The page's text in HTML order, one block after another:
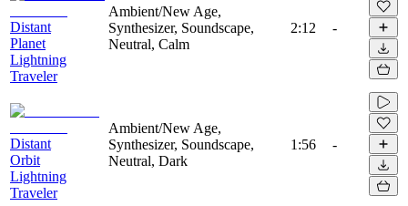
Distant
Planet
Lightning
Traveler
Ambient/New Age,
Synthesizer, Soundscape,
Neutral, Calm
2:12 -
Distant
Orbit
Lightning
Traveler
Ambient/New Age,
Synthesizer, Soundscape,
Neutral, Dark
1:56 -